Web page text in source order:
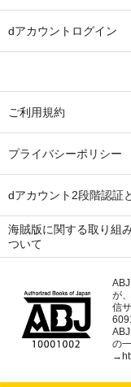
dアカウントログイン
ご利用規約
プライバシーポリシー
dアカウント2段階認証
海賊版に関する取り組
ついて
が
信
の
→